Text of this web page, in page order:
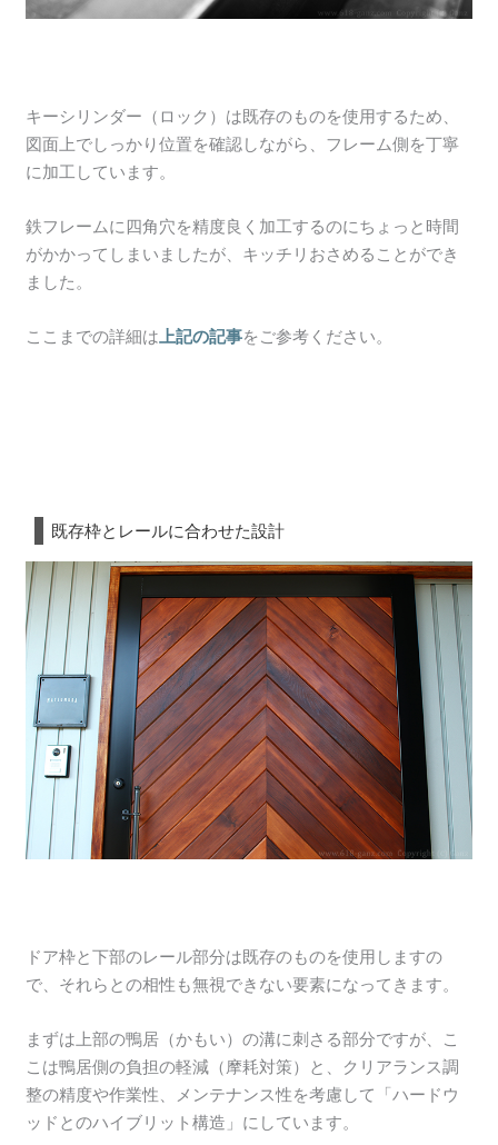
キーシリンダー（ロック）は既存のものを使用するため、
図面上でしっかり位置を確認しながら、フレーム側を丁寧
に加工しています。
鉄フレームに四角穴を精度良く加工するのにちょっと時間
がかかってしまいましたが、キッチリおさめることができ
ました。
ここまでの詳細は 上記の記事をご参考ください。
既存枠とレールに合わせた設計
ドア枠と下部のレール部分は既存のものを使用しますの
で、それらとの相性も無視できない要素になってきます。
まずは上部の鴨居（かもい）の溝に刺さる部分ですが、こ
こは鴨居側の負担の軽減（摩耗対策）と、クリアランス調
整の精度や作業性、メンテナンス性を考慮して「ハードウ
ッドとのハイブリット構造」にしています。